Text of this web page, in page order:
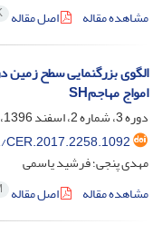
مشاهده مقاله
اصل مقاله
الگوی بزرگنمایی سطح زمین
امواج مهاجمSH
دوره 3، شماره 2، اسفند 1396، صفحه
مهدی پنجی؛ فرشید یاسمی
مشاهده مقاله
اصل مقاله